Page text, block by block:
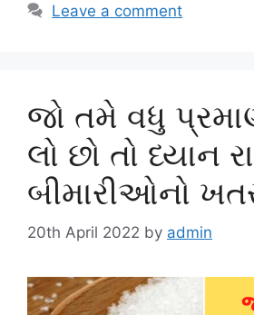
Leave a comment
જો તમે વધુ
લો છો તો ધ્યાન
બીમારીઓનો
20th April 2022 by admin